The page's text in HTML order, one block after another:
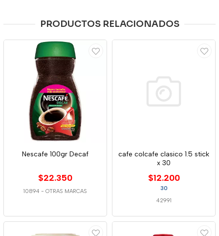
PRODUCTOS RELACIONADOS
Nescafe 100gr Decaf
$22.350
10894 - OTRAS MARCAS
cafe colcafe clasico 1.5 stick
x 30
$12.200
30
42991